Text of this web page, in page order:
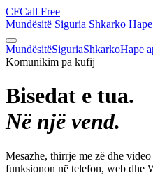
CFCall Free
Mundësitë Siguria Shkarko
MundësitëSiguriaShkarkoHape
Komunikim pa kufij
Bisedat e tua.
Në një vend.
Mesazhe, thirrje me zë dhe
funksionon në telefon, web dhe